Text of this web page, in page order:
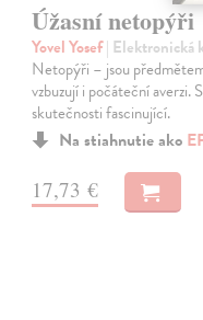
Úžasní netopýři
Yovel Yosef| Elektronická
Netopýři – jsou
vzbuzují i počáteční averzi.
skutečnosti fascinující.
Na stiahnutie ako
17,73 €